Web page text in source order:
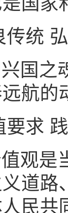
传统
国之
航的
要求
观是
道路
民共